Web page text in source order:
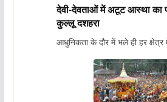
देवी-देवताओं में अटूट आस्था का
कुल्लू दशहरा
आधुनिकता के दौर में भले ही हर क्षेत्र